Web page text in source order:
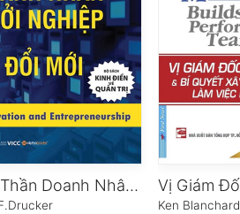
Tinh Thần Doanh Nhân Khởi Nghiệp Và Sự Đổi Mới
Ken Blanchard